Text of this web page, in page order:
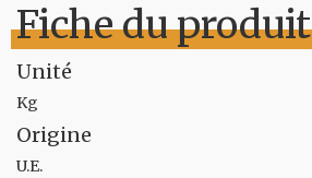
Fiche du produit
Unité
Kg
Origine
U.E.